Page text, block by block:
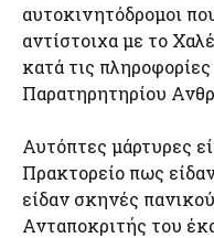
αυτοκινητόδρομοι
αντίστοιχα με το
κατά τις
Παρατηρητηρίου
Αυτόπτες μάρτυρες
Πρακτορείο πως
είδαν σκηνές
Ανταποκριτής του